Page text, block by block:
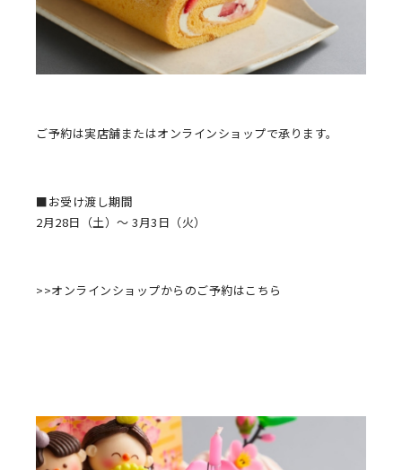
ご予約は実店舗またはオンラインショップで承ります。
■お受け渡し期間
2月28日（土）～ 3月3日（火）
>>オンラインショップからのご予約はこちら